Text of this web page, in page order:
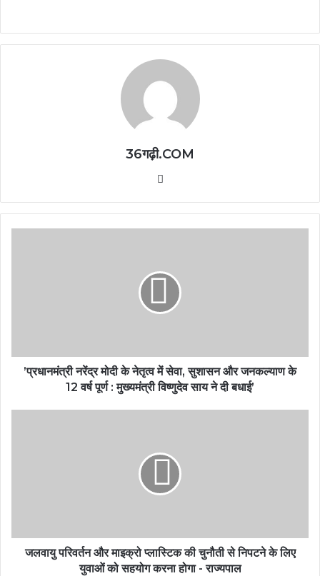
36गढ़ी.COM
’प्रधानमंत्री नरेंद्र मोदी के नेतृत्व में सेवा, सुशासन और जनकल्याण के
12 वर्ष पूर्ण : मुख्यमंत्री विष्णुदेव साय ने दी बधाई’
जलवायु परिवर्तन और माइक्रो प्लास्टिक की चुनौती से निपटने के लिए
युवाओं को सहयोग करना होगा - राज्यपाल